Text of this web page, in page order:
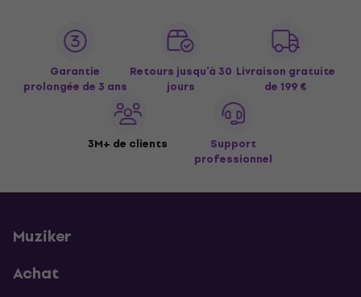
Garantie
prolongée de 3 ans
Retours jusqu’à 30
jours
Livraison gratuite
de 199 €
3M+ de clients
Support
professionnel
Muziker
Achat